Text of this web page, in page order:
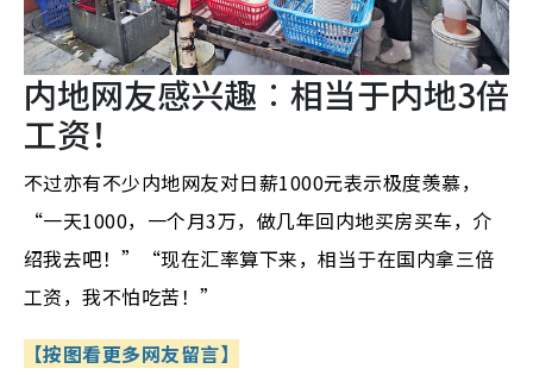
内地网友感兴趣︰相当于内地3倍
工资！
不过亦有不少内地网友对日薪1000元表示极度羡慕，
“一天1000，一个月3万，做几年回内地买房买车，介
绍我去吧！”“现在汇率算下来，相当于在国内拿三倍
工资，我不怕吃苦！”
【按图看更多网友留言】